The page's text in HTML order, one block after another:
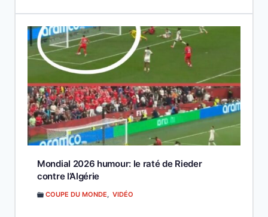
Mondial 2026 humour: le raté de Rieder
contre l’Algérie
COUPE DU MONDE, VIDÉO